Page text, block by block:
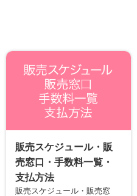
販売スケジュール・販
売窓口・手数料一覧・
支払方法
販売スケジュール・販売窓